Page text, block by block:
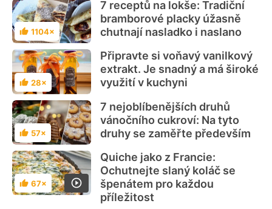
Hodnocení
1104×
7 receptů na lokše: Tradiční
bramborové placky úžasně
chutnají nasladko i naslano
Hodnocení
28×
Připravte si voňavý vanilkový
extrakt. Je snadný a má široké
využití v kuchyni
Hodnocení
57×
7 nejoblíbenějších druhů
vánočního cukroví: Na tyto
druhy se zaměřte především
Hodnocení
67×
Quiche jako z Francie:
Ochutnejte slaný koláč se
špenátem pro každou
příležitost